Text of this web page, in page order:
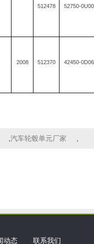
512478 52750-
2008 512370 42450-
汽车轮毂单元厂家
动态 联系我们